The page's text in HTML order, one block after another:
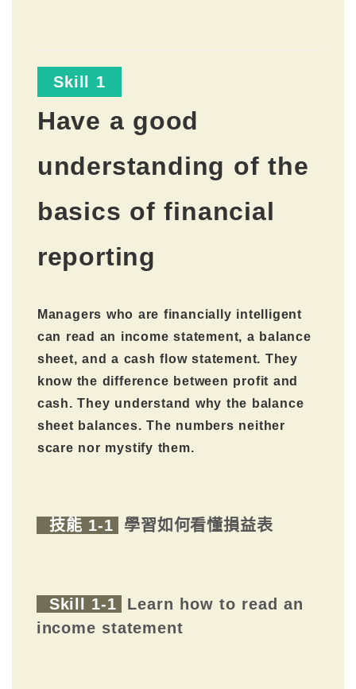
Skill 1
Have a good
understanding of the
basics of financial
reporting
Managers who are financially intelligent
can read an income statement, a balance
sheet, and a cash flow statement. They
know the difference between profit and
cash. They understand why the balance
sheet balances. The numbers neither
scare nor mystify them.
技能 1-1 學習如何看懂損益表
Skill 1-1
Learn how to read an
income statement